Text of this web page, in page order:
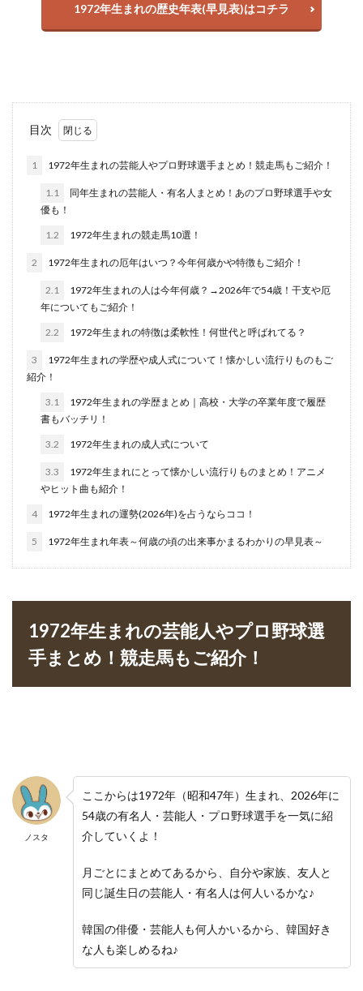
1972年生まれの歴史年表(早見表)はコチラ
目次
1 1972年生まれの芸能人やプロ野球選手まとめ！競走馬もご紹介！
1.1
同年生まれの芸能人・有名人まとめ！あのプロ野球選手や女
優も！
1.2 1972年生まれの競走馬10選！
2 1972年生まれの厄年はいつ？今年何歳かや特徴もご紹介！
2.1
1972年生まれの人は今年何歳？→2026年で54歳！干支や厄
年についてもご紹介！
2.2 1972年生まれの特徴は柔軟性！何世代と呼ばれてる？
3
1972年生まれの学歴や成人式について！懐かしい流行りものもご
紹介！
3.1
1972年生まれの学歴まとめ｜高校・大学の卒業年度で履歴
書もバッチリ！
3.2 1972年生まれの成人式について
3.3
1972年生まれにとって懐かしい流行りものまとめ！アニメ
やヒット曲も紹介！
4 1972年生まれの運勢(2026年)を占うならココ！
5 1972年生まれ年表～何歳の頃の出来事かまるわかりの早見表～
1972年生まれの芸能人やプロ野球選
手まとめ！競走馬もご紹介！
ノスタ
ここからは1972年（昭和47年）生まれ、2026年に
54歳の有名人・芸能人・プロ野球選手を一気に紹
介していくよ！
月ごとにまとめてあるから、自分や家族、友人と
同じ誕生日の芸能人・有名人は何人いるかな♪
韓国の俳優・芸能人も何人かいるから、韓国好き
な人も楽しめるね♪